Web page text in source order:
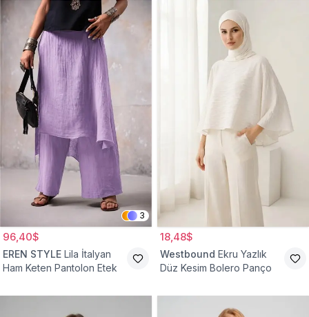
3
96,40$
EREN STYLE Lila İtalyan
Ham Keten Pantolon Etek
18,48$
Westbound Ekru Yazlık
Düz Kesim Bolero Panço